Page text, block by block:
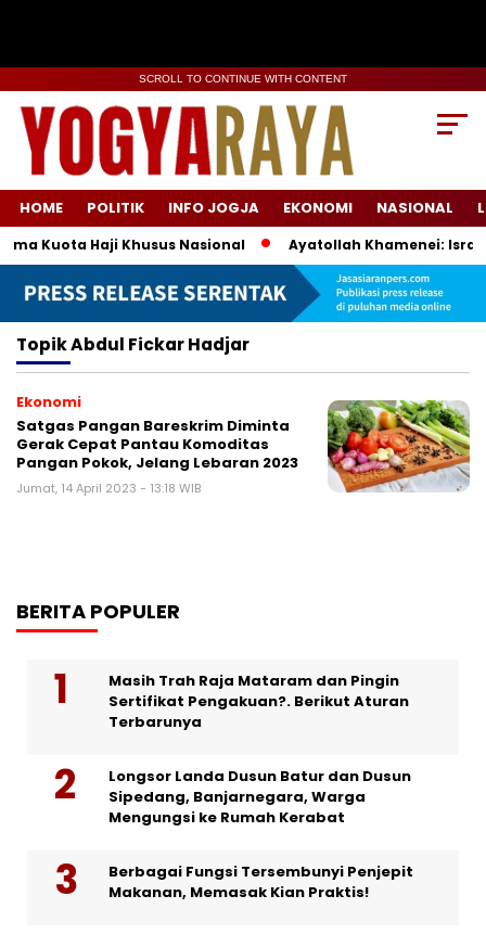
SCROLL TO CONTINUE WITH CONTENT
HOME POLITIK INFO JOGJA EKONOMI NASIONAL
Kuota Haji Khusus Nasional Ayatollah Khamenei:
TopikAbdul Fickar Hadjar
Ekonomi
Satgas Pangan Bareskrim Diminta
Gerak Cepat Pantau Komoditas
Pangan Pokok, Jelang Lebaran 2023
Jumat, 14 April 2023 - 13:18 WIB
BERITA POPULER
Masih Trah Raja Mataram dan Pingin
Sertifikat Pengakuan?. Berikut Aturan
Terbarunya
Longsor Landa Dusun Batur dan Dusun
Sipedang, Banjarnegara, Warga
Mengungsi ke Rumah Kerabat
Berbagai Fungsi Tersembunyi Penjepit
Makanan, Memasak Kian Praktis!